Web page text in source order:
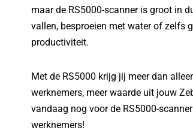
maar de RS5000-scanner is groot in
vallen, besproeien met water of zelfs
productiviteit.
Met de RS5000 krijg jij meer dan
werknemers, meer waarde uit jouw
vandaag nog voor de RS5000-
werknemers!